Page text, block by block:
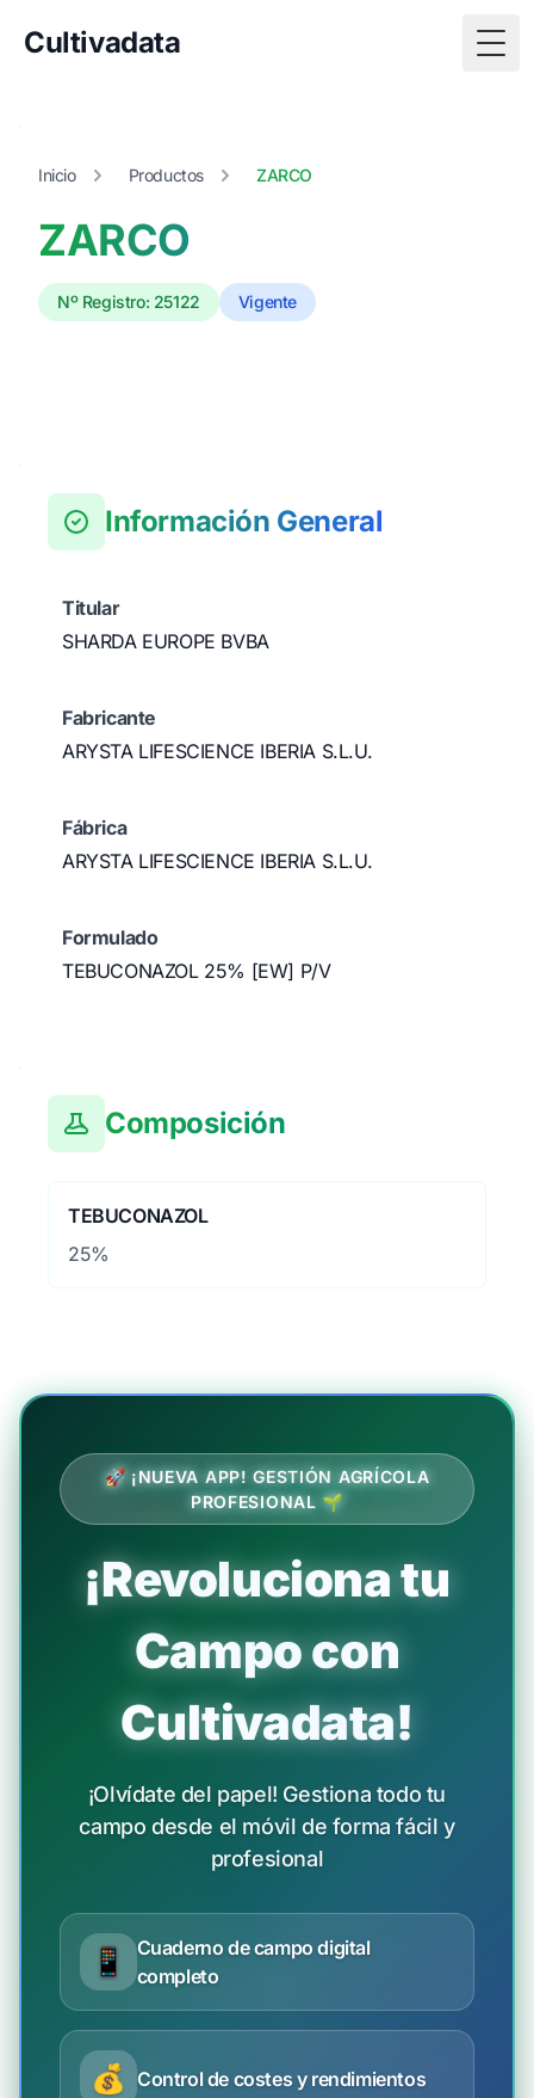
Cultivadata
Inicio Productos ZARCO
ZARCO
Nº Registro: 25122 Vigente
Información General
Titular
SHARDA EUROPE BVBA
Fabricante
ARYSTA LIFESCIENCE IBERIA S.L.U.
Fábrica
ARYSTA LIFESCIENCE IBERIA S.L.U.
Formulado
TEBUCONAZOL 25% [EW] P/V
Composición
TEBUCONAZOL
25%
🚀 ¡NUEVA APP! GESTIÓN AGRÍCOLA
PROFESIONAL 🌱
¡Revoluciona tu
Campo con
Cultivadata!
¡Olvídate del papel! Gestiona todo tu
campo desde el móvil de forma fácil y
profesional
📱
Cuaderno de campo digital
completo
💰 Control de costes y rendimientos